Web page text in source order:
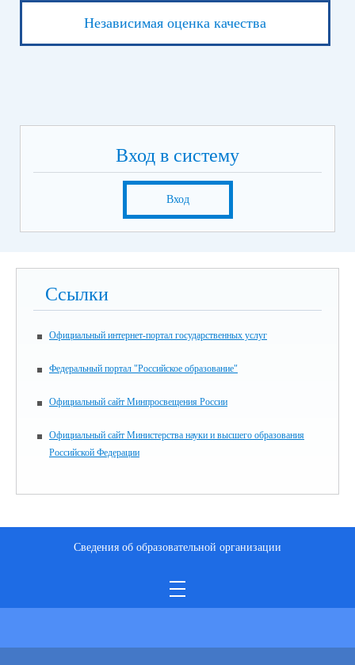
Независимая оценка качества
Вход в систему
Вход
Ссылки
Официальный интернет-портал государственных услуг
Федеральный портал "Российское образование"
Официальный сайт Минпросвещения России
Официальный сайт Министерства науки и высшего образования
Российской Федерации
Сведения об образовательной организации